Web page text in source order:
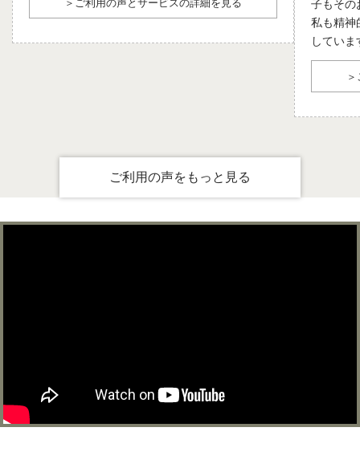
・リビングや浴室など、足腰に負担がかかりやすい場所の
・利用者の体調や希望に合わせた柔軟なプラン設計
・定期利用・スポット利用など、生活状況に応じて選べる
維持できます。特に滑りやすい浴室や、しゃがむ動作が多
いキッチン清掃は、プロに任せることで転倒リスクを防
ぎ、健康面でも安心です。
また、単発での依頼だけでなく、週1回や月数回といった定
子もその
私も精神
していま
ご利用の声をもっと見る